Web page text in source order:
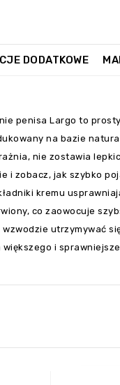
DODATKOWE
penisa Largo to
na bazie
nie zostawia
i zobacz, jak szybko
kremu
co zaowocuje
utrzymywać
i